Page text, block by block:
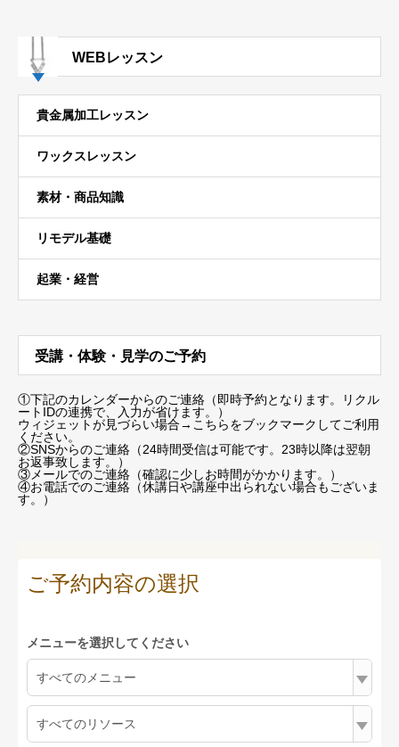
WEBレッスン
貴金属加工レッスン
ワックスレッスン
素材・商品知識
リモデル基礎
起業・経営
受講・体験・見学のご予約
①下記のカレンダーからのご連絡（即時予約となります。リクル
ートIDの連携で、入力が省けます。）
ウィジェットが見づらい場合→こちらをブックマーク してご利用
ください。
②SNSからのご連絡（24時間受信は可能です。23時以降は翌朝
お返事致します。）
③メールでのご連絡（確認に少しお時間がかかります。）
④お電話でのご連絡（休講日や講座中出られない場合もございま
す。）